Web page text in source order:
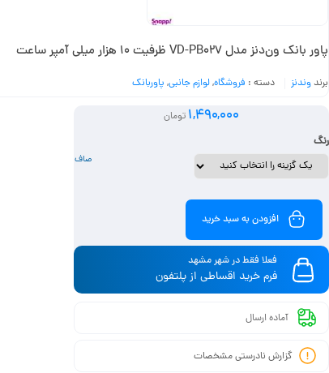
پاور بانک ون‌دنز مدل VD-PB027 ظرفیت 10 هزار میلی آمپر ساعت
برندوندنز دسته : فروشگاه,لوازم جانبی, پاوربانک
1,490,000 تومان
رنگ
صاف
افزودن به سبد خرید
فعلا فقط در شهر مشهد
فرم خرید اقساطی از پلتفون
آماده ارسال
گزارش نادرستی مشخصات